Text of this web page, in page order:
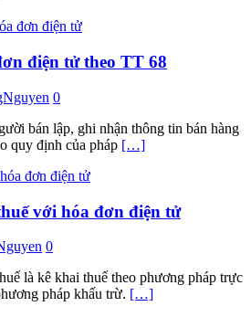
điện tử theo TT 68
0
bán lập, ghi nhận thông tin bán hàng
quy định của pháp […]
với hóa đơn điện tử
0
là kê khai thuế theo phương pháp trực
pháp khấu trừ. […]